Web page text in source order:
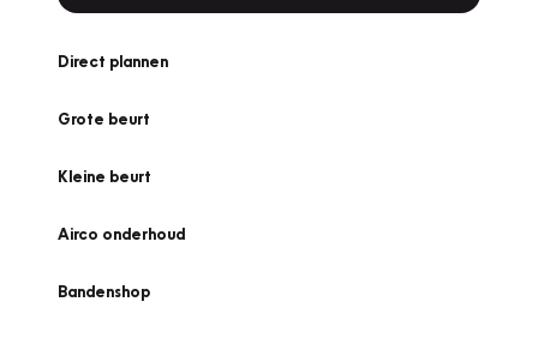
Direct plannen
Grote beurt
Kleine beurt
Airco onderhoud
Bandenshop